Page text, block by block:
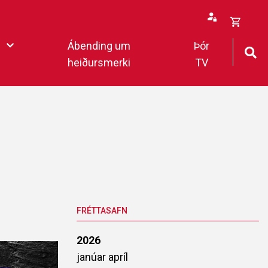
Ábending um
heiðursmerki
Þór
TV
Opna
körfu
FRÉTTASAFN
2026
janúar apríl